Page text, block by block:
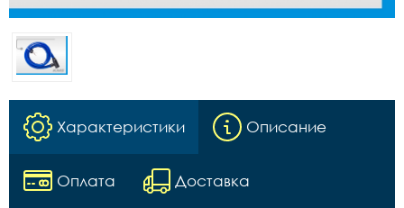
Характеристики Описание
Оплата Доставка